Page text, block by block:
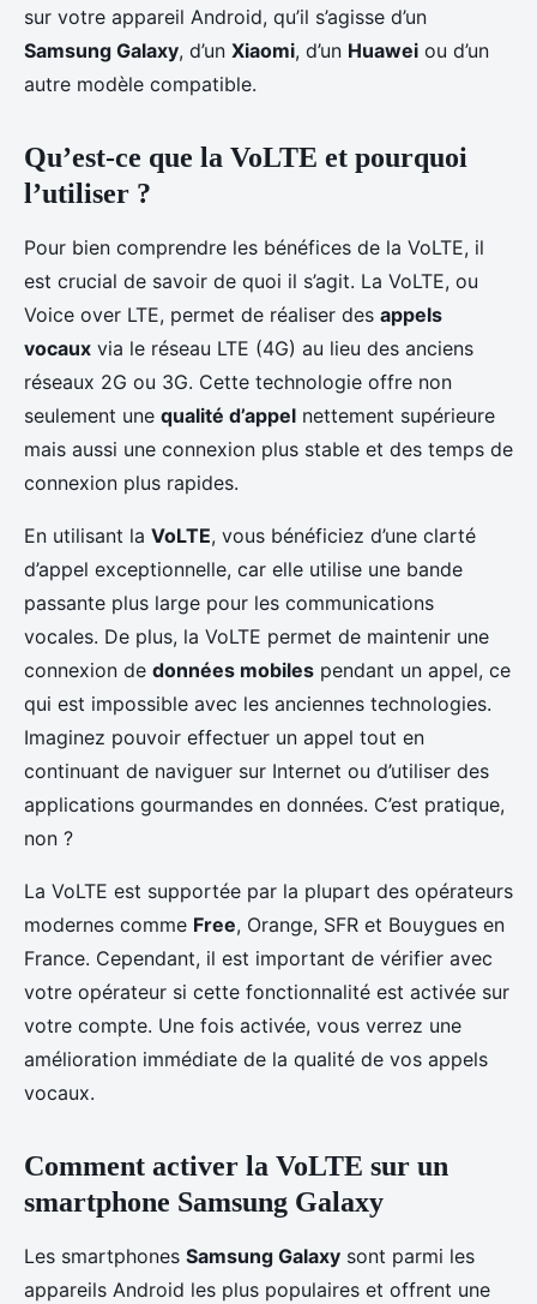
sur votre appareil Android, qu’il s’agisse d’un
Samsung Galaxy, d’un Xiaomi, d’un Huawei ou d’un
autre modèle compatible.
Qu’est-ce que la VoLTE et pourquoi
l’utiliser ?
Pour bien comprendre les bénéfices de la VoLTE, il
est crucial de savoir de quoi il s’agit. La VoLTE, ou
Voice over LTE, permet de réaliser des appels
vocaux via le réseau LTE (4G) au lieu des anciens
réseaux 2G ou 3G. Cette technologie offre non
seulement une qualité d’appel nettement supérieure
mais aussi une connexion plus stable et des temps de
connexion plus rapides.
En utilisant la VoLTE, vous bénéficiez d’une clarté
d’appel exceptionnelle, car elle utilise une bande
passante plus large pour les communications
vocales. De plus, la VoLTE permet de maintenir une
connexion de données mobiles pendant un appel, ce
qui est impossible avec les anciennes technologies.
Imaginez pouvoir effectuer un appel tout en
continuant de naviguer sur Internet ou d’utiliser des
applications gourmandes en données. C’est pratique,
non ?
La VoLTE est supportée par la plupart des opérateurs
modernes comme Free, Orange, SFR et Bouygues en
France. Cependant, il est important de vérifier avec
votre opérateur si cette fonctionnalité est activée sur
votre compte. Une fois activée, vous verrez une
amélioration immédiate de la qualité de vos appels
vocaux.
Comment activer la VoLTE sur un
smartphone Samsung Galaxy
Les smartphones Samsung Galaxy sont parmi les
appareils Android les plus populaires et offrent une